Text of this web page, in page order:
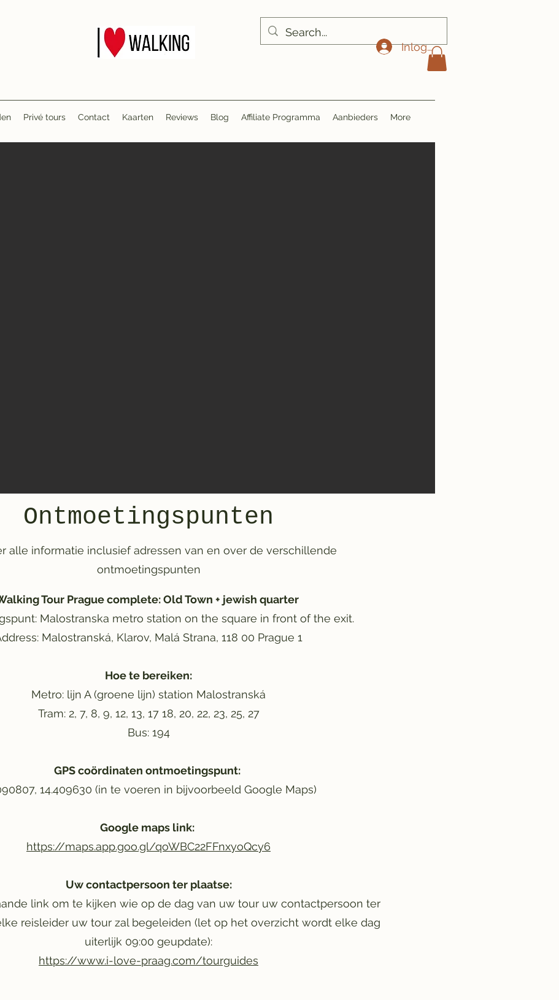
Inloggen
Privé tours Contact Kaarten Reviews Blog Affiliate Programma Aanbieders More
Ontmoetingspunten
alle informatie inclusief adressen van en over de verschillende
ontmoetingspunten
Tour Prague complete: Old Town + jewish quarter
Malostranska metro station on the square in front of the exit.
Malostranská, Klarov, Malá Strana, 118 00 Prague 1
Hoe te bereiken:
Metro: lijn A (groene lijn) station Malostranská
Tram: 2, 7, 8, 9, 12, 13, 17 18, 20, 22, 23, 25, 27
Bus: 194
GPS coördinaten ontmoetingspunt:
14.409630 (in te voeren in bijvoorbeeld Google Maps)
Google maps link:
https://maps.app.goo.gl/qoWBC22FFnxyoQcy6
Uw contactpersoon ter plaatse:
link om te kijken wie op de dag van uw tour uw contactpersoon ter
reisleider uw tour zal begeleiden (let op het overzicht wordt elke dag
uiterlijk 09:00 geupdate):
https://www.i-love-praag.com/tourguides